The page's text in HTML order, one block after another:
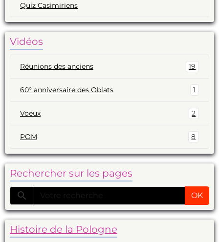
Quiz Casimiriens
Vidéos
Réunions des anciens 19
60° anniversaire des Oblats 1
Voeux 2
POM 8
Rechercher sur les pages
OK
Histoire de la Pologne